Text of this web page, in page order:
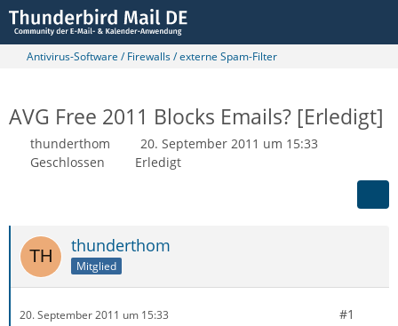
Antivirus-Software / Firewalls / externe Spam-Filter
AVG Free 2011 Blocks Emails? [Erledigt]
thunderthom
20. September 2011 um 15:33
Geschlossen
Erledigt
thunderthom
Mitglied
20. September 2011 um 15:33 #1